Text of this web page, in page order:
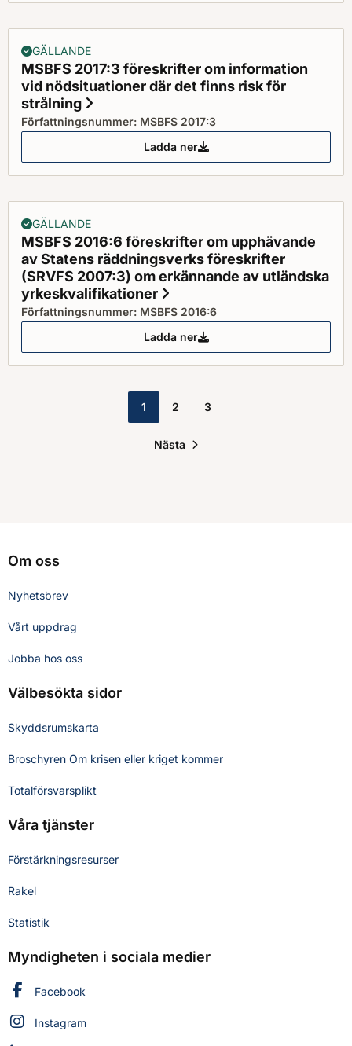
GÄLLANDE
MSBFS 2017:3 föreskrifter om information
vid nödsituationer där det finns risk för
strålning
Författningsnummer: MSBFS 2017:3
Ladda ner
MSBFS 2017:3 föreskrifter om
GÄLLANDE
MSBFS 2016:6 föreskrifter om upphävande
av Statens räddningsverks föreskrifter
(SRVFS 2007:3) om erkännande av utländska
yrkeskvalifikationer
Författningsnummer: MSBFS 2016:6
Ladda ner
MSBFS 2016:6 föreskrifter om
1 2 3
Nästa
Om oss
Nyhetsbrev
Vårt uppdrag
Jobba hos oss
Välbesökta sidor
Skyddsrumskarta
Broschyren Om krisen eller kriget kommer
Totalförsvarsplikt
Våra tjänster
Förstärkningsresurser
Rakel
Statistik
Myndigheten i sociala medier
Myndigheten för civilt försvar på
Facebook
Myndigheten för civilt försvar på
Instagram